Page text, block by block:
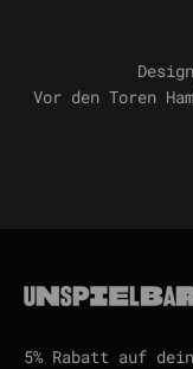
Vor den Toren
5% Rabatt auf